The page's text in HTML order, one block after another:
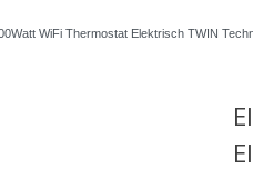
WiFi Thermostat Elektrisch TWIN